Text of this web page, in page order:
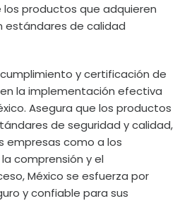
productos que adquieren
estándares de calidad
y certificación de
la implementación efectiva
Asegura que los productos
de seguridad y calidad,
empresas como a los
comprensión y el
México se esfuerza por
y confiable para sus